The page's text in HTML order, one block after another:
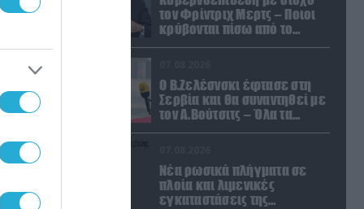
τον Φρίντριχ Μερτς – Ποιοι
κρύβονται πίσω από το
παραποιημένο βίντεο
Ο Β.Ζελέσνσκι έφτασε στη
Σερβία και θα συναντηθεί με
τον Α.Βούτσιτς – Όλα τα
βλέμματα στις σχέσεις με τη
Νέα ρωσικά πλήγματα σε
πλοία και λιμενικές
εγκαταστάσεις της